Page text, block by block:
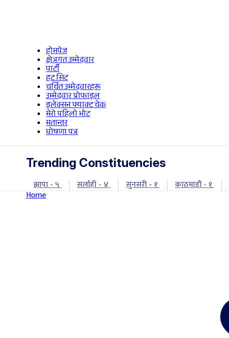
होमपेज
क्षेत्रगत उम्मेदवार
पार्टी
हट सिट
चर्चित उम्मेदवारहरू
उम्मेदवार प्रोफाइल
इलेक्सन फ्याक्ट चेक
मेरो पहिलो भोट
मतान्तर
घोषणा पत्र
Trending Constituencies
झापा - ५ सर्लाही - ४ सुनसरी - १ काठमाडौं - १
Home